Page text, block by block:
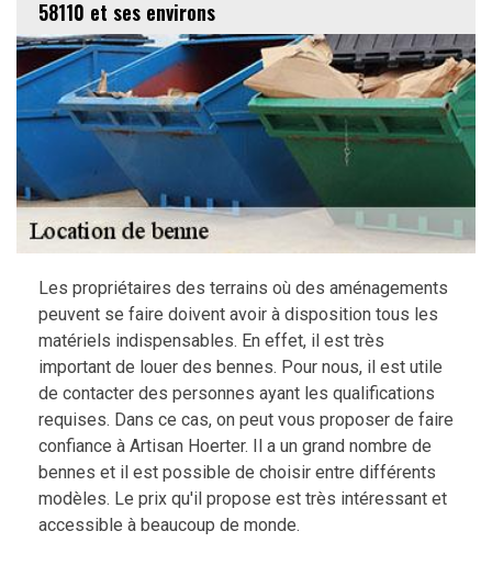
58110 et ses environs
Les propriétaires des terrains où des aménagements
peuvent se faire doivent avoir à disposition tous les
matériels indispensables. En effet, il est très
important de louer des bennes. Pour nous, il est utile
de contacter des personnes ayant les qualifications
requises. Dans ce cas, on peut vous proposer de faire
confiance à Artisan Hoerter. Il a un grand nombre de
bennes et il est possible de choisir entre différents
modèles. Le prix qu'il propose est très intéressant et
accessible à beaucoup de monde.